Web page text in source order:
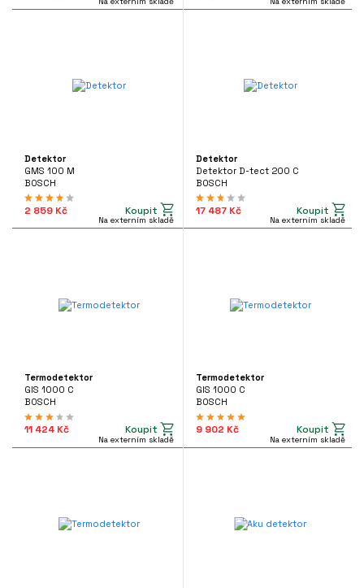
Detektor
GMS 100 M
BOSCH
2 859 Kč Koupit
Na externím skladě
Detektor
Detektor D-tect 200 C
BOSCH
17 487 Kč Koupit
Na externím skladě
Termodetektor
GIS 1000 C
BOSCH
11 424 Kč Koupit
Na externím skladě
Termodetektor
GIS 1000 C
BOSCH
9 902 Kč Koupit
Na externím skladě